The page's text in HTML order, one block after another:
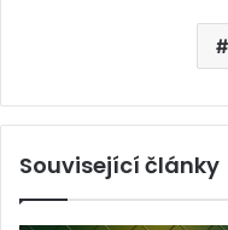
Související články